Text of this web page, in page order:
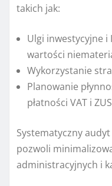
takich jak:
Ulgi inwestycyjne i
wartości
Wykorzystanie
Planowanie
płatności VAT i
Systematyczny
pozwoli
administracyjnych i